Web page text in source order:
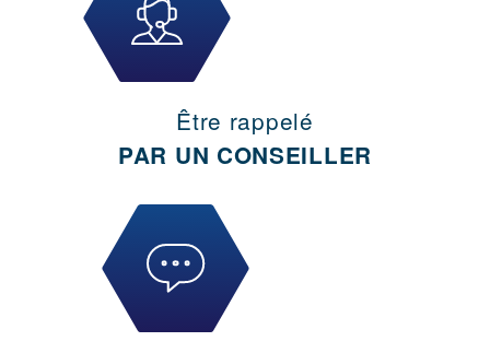
Être rappelé
PAR UN CONSEILLER